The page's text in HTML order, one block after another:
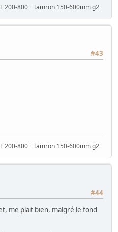
200-800 + tamron 150-600mm g2
#43
200-800 + tamron 150-600mm g2
#44
me plait bien, malgré le fond